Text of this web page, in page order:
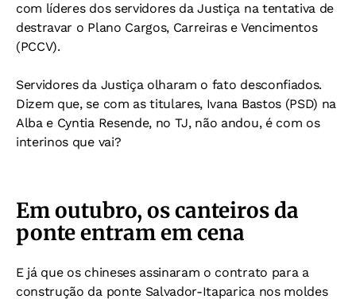
com líderes dos servidores da Justiça na tentativa de
destravar o Plano Cargos, Carreiras e Vencimentos
(PCCV).
Servidores da Justiça olharam o fato desconfiados.
Dizem que, se com as titulares, Ivana Bastos (PSD) na
Alba e Cyntia Resende, no TJ, não andou, é com os
interinos que vai?
Em outubro, os canteiros da
ponte entram em cena
E já que os chineses assinaram o contrato para a
construção da ponte Salvador-Itaparica nos moldes